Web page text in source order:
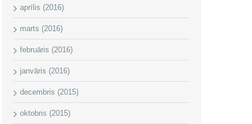
aprīlis (2016)
marts (2016)
februāris (2016)
janvāris (2016)
decembris (2015)
oktobris (2015)